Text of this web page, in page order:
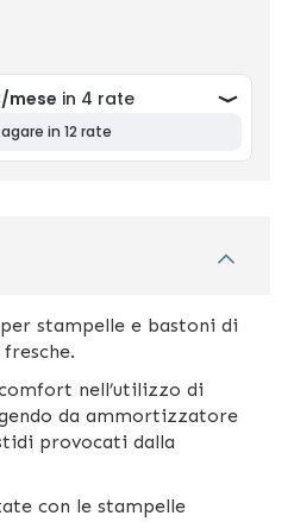
stampelle e bastoni di
nell’utilizzo di
da ammortizzatore
provocati dalla
con le stampelle